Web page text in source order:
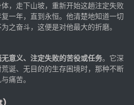
，走下山坡，重新开始这趟注定失败
一年，直到永恒。他清楚地知道一切
之奋斗，这便是对他最大的折磨。
意义、注定失败的苦役或任务。它深
诞、无目的的生存困境时，那种不断
痛苦。